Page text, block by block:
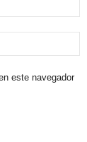
este navegador